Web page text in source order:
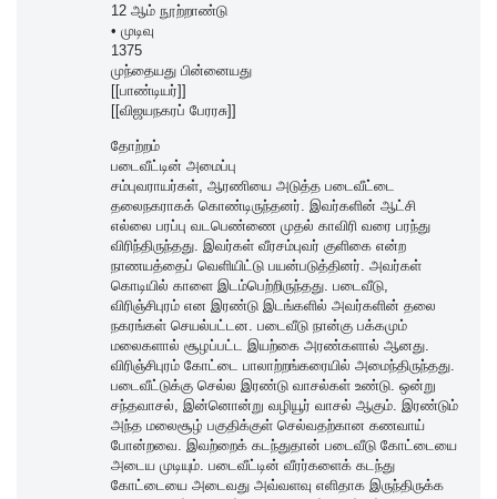
12 ஆம் நூற்றாண்டு
• முடிவு
1375
முந்தையது பின்னையது
[[பாண்டியர்]]
[[விஜயநகரப் பேரரசு]]
தோற்றம்
படைவீட்டின் அமைப்பு
சம்புவராயர்கள், ஆரணியை அடுத்த படைவீட்டை
தலைநகராகக் கொண்டிருந்தனர். இவர்களின் ஆட்சி
எல்லை பரப்பு வடபெண்ணை முதல் காவிரி வரை பரந்து
விரிந்திருந்தது. இவர்கள் வீரசம்புவர் குளிகை என்ற
நாணயத்தைப் வெளியிட்டு பயன்படுத்தினர். அவர்கள்
கொடியில் காளை இடம்பெற்றிருந்தது. படைவீடு,
விரிஞ்சிபுரம் என இரண்டு இடங்களில் அவர்களின் தலை
நகரங்கள் செயல்பட்டன. படைவீடு நான்கு பக்கமும்
மலைகளால் சூழப்பட்ட இயற்கை அரண்களால் ஆனது.
விரிஞ்சிபுரம் கோட்டை பாலாற்றங்கரையில் அமைந்திருந்தது.
படைவீட்டுக்கு செல்ல இரண்டு வாசல்கள் உண்டு. ஒன்று
சந்தவாசல், இன்னொன்று வழியூர் வாசல் ஆகும். இரண்டும்
அந்த மலைசூழ் பகுதிக்குள் செல்வதற்கான கணவாய்
போன்றவை. இவற்றைக் கடந்துதான் படைவீடு கோட்டையை
அடைய முடியும். படைவீட்டின் வீரர்களைக் கடந்து
கோட்டையை அடைவது அவ்வளவு எளிதாக இருந்திருக்க